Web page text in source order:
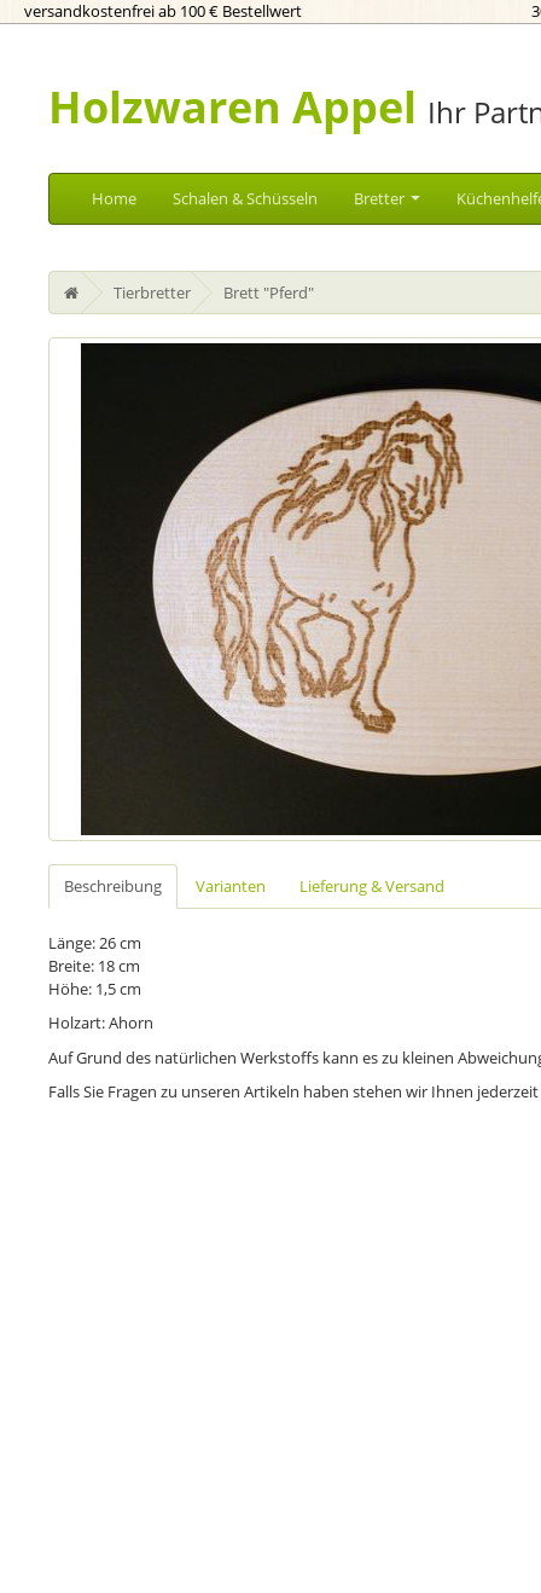
versandkostenfrei ab 100 € Bestellwert
Holzwaren Appel Ihr
Home Schalen & Schüsseln Bretter
Tierbretter Brett "Pferd"
Beschreibung Varianten Lieferung & Versand
Länge: 26 cm
Breite: 18 cm
Höhe: 1,5 cm
Holzart: Ahorn
Auf Grund des natürlichen Werkstoffs kann es zu kleinen
Falls Sie Fragen zu unseren Artikeln haben stehen wir Ihnen